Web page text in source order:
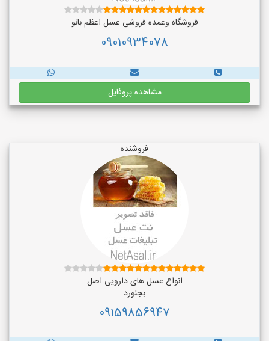
فروشگاه وعمده فروشی عسل اعظم بانو
09010934078
مشاهده پروفایل
فروشنده
انواع عسل های دارویی اصل
بجنورد
09159856947